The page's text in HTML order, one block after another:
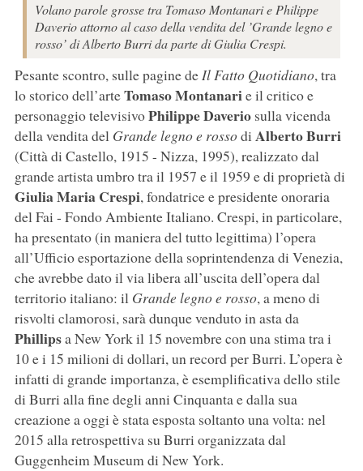
Volano parole grosse tra Tomaso Montanari e Philippe
Daverio attorno al caso della vendita del ’Grande legno e
rosso’ di Alberto Burri da parte di Giulia Crespi.
Pesante scontro, sulle pagine deIl Fatto Quotidiano, tra
lo storico dell’arteTomaso Montanarie il critico e
personaggio televisivoPhilippe Daveriosulla vicenda
della vendita del Grande legno e rossodi Alberto Burri
(Città di Castello, 1915 - Nizza, 1995), realizzato dal
grande artista umbro tra il 1957 e il 1959 e di proprietà di
Giulia Maria Crespi, fondatrice e presidente onoraria
del Fai - Fondo Ambiente Italiano. Crespi, in particolare,
ha presentato (in maniera del tutto legittima) l’opera
all’Ufficio esportazione della soprintendenza di Venezia,
che avrebbe dato il via libera all’uscita dell’opera dal
territorio italiano: il Grande legno e rosso, a meno di
risvolti clamorosi, sarà dunque venduto in asta da
Phillipsa New York il 15 novembre con una stima tra i
10 e i 15 milioni di dollari, un record per Burri. L’opera è
infatti di grande importanza, è esemplificativa dello stile
di Burri alla fine degli anni Cinquanta e dalla sua
creazione a oggi è stata esposta soltanto una volta: nel
2015 alla retrospettiva su Burri organizzata dal
Guggenheim Museum di New York.